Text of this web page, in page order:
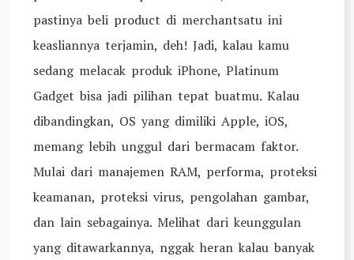
pastinya beli product di merchantsatu ini
keasliannya terjamin, deh! Jadi, kalau kamu
sedang melacak produk iPhone, Platinum
Gadget bisa jadi pilihan tepat buatmu. Kalau
dibandingkan, OS yang dimiliki Apple, iOS,
memang lebih unggul dari bermacam faktor.
Mulai dari manajemen RAM, performa, proteksi
keamanan, proteksi virus, pengolahan gambar,
dan lain sebagainya. Melihat dari keunggulan
yang ditawarkannya, nggak heran kalau banyak